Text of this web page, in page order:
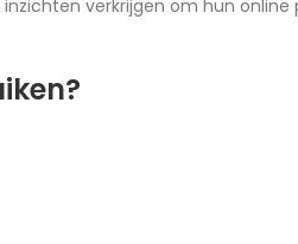
verkrijgen om hun